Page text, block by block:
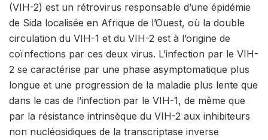
(VIH-2) est un rétrovirus responsable d’une épidémie
de Sida localisée en Afrique de l’Ouest, où la double
circulation du VIH-1 et du VIH-2 est à l’origine de
coïnfections par ces deux virus. L’infection par le VIH-
2 se caractérise par une phase asymptomatique plus
longue et une progression de la maladie plus lente que
dans le cas de l’infection par le VIH-1, de même que
par la résistance intrinsèque du VIH-2 aux inhibiteurs
non nucléosidiques de la transcriptase inverse